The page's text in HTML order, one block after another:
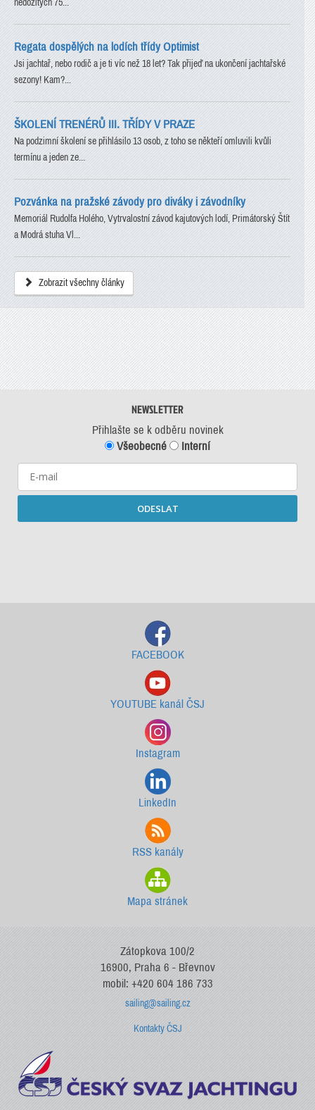
nedožitých 75...
Regata dospělých na lodích třídy Optimist
Jsi jachtař, nebo rodič a je ti víc než 18 let? Tak přijeď na ukončení jachtařské
sezony! Kam?...
ŠKOLENÍ TRENÉRŮ III. TŘÍDY V PRAZE
Na podzimní školení se přihlásilo 13 osob, z toho se někteří omluvili kvůli
termínu a jeden ze...
Pozvánka na pražské závody pro diváky i závodníky
Memoriál Rudolfa Holého, Vytrvalostní závod kajutových lodí, Primátorský Štít
a Modrá stuha Vl...
Zobrazit všechny články
NEWSLETTER
Přihlašte se k odběru novinek
Všeobecné
Interní
ODESLAT
FACEBOOK
YOUTUBE kanál ČSJ
Instagram
LinkedIn
RSS kanály
Mapa stránek
Zátopkova 100/2
16900, Praha 6 - Břevnov
mobil: +420 604 186 733
sailing@sailing.cz
Kontakty ČSJ